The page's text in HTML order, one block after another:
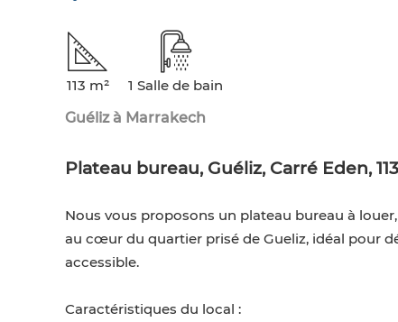
113 m²
1 Salle de bain
Guéliz à Marrakech
Plateau bureau, Guéliz, Carré Eden,
Nous vous proposons un plateau bureau à
au cœur du quartier prisé de Gueliz, idéal pour
accessible.
Caractéristiques du local :